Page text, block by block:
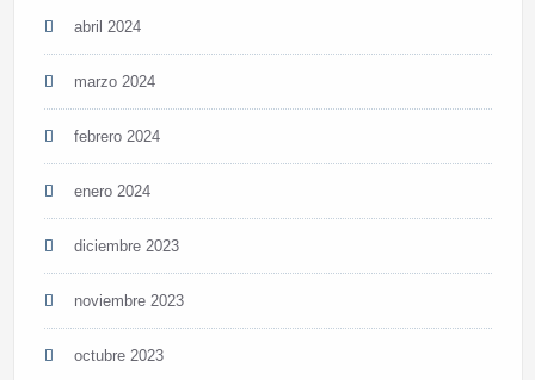
abril 2024
marzo 2024
febrero 2024
enero 2024
diciembre 2023
noviembre 2023
octubre 2023